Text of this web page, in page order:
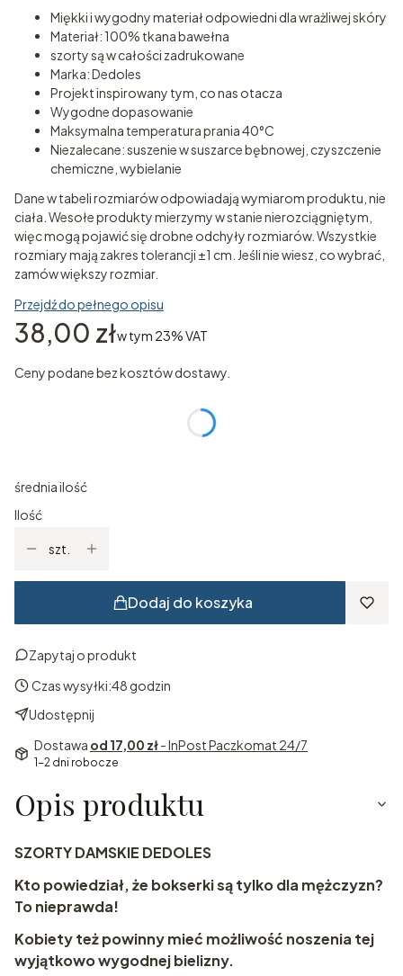
Miękki i wygodny materiał odpowiedni dla wrażliwej skóry
Materiał: 100% tkana bawełna
szorty są w całości zadrukowane
Marka: Dedoles
Projekt inspirowany tym, co nas otacza
Wygodne dopasowanie
Maksymalna temperatura prania 40°C
Niezalecane: suszenie w suszarce bębnowej, czyszczenie
chemiczne, wybielanie
Dane w tabeli rozmiarów odpowiadają wymiarom produktu, nie
ciała. Wesołe produkty mierzymy w stanie nierozciągniętym,
więc mogą pojawić się drobne odchyły rozmiarów. Wszystkie
rozmiary mają zakres tolerancji ±1 cm. Jeśli nie wiesz, co wybrać,
zamów większy rozmiar.
Przejdź do pełnego opisu
Cena
38,00 złw tym 23% VAT
w tym 23%VAT
Ceny podane bez kosztów dostawy.
Wybierz wariant produktu:
Poszczególne warianty mogą różnić się ceną
średnia ilość
Ilość
szt.
Dodaj do koszyka
Zapytaj o produkt
Czas wysyłki:48 godzin
Udostępnij
Dostawa od 17,00 zł- InPost Paczkomat 24/7
1-2 dni robocze
Opis produktu
SZORTY DAMSKIE DEDOLES
Kto powiedział, że bokserki są tylko dla mężczyzn?
To nieprawda!
Kobiety też powinny mieć możliwość noszenia tej
wyjątkowo wygodnej bielizny.